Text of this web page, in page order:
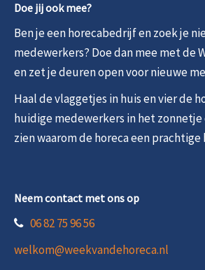
Doe jij ook mee?
Ben je een horecabedrijf en zoek je
medewerkers? Doe dan mee met de
en zet je deuren open voor nieuwe
Haal de vlaggetjes in huis en vier de
huidige medewerkers in het
zien waarom de horeca een prachtige
Neem contact met ons op
06 82 75 96 56
welkom@weekvandehoreca.nl